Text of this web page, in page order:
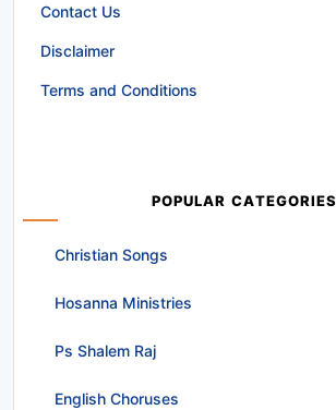
Contact Us
Disclaimer
Terms and Conditions
POPULAR CATEGORIES
Christian Songs
Hosanna Ministries
Ps Shalem Raj
English Choruses